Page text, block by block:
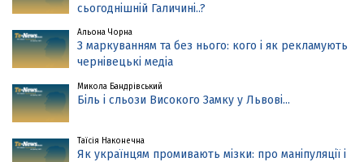
сьогоднішній Галичині..?
Альона Чорна
З маркуванням та без нього: кого і як рекламують
чернівецькі медіа
Микола Бандрівський
Біль і сльози Високого Замку у Львові...
Таїсія Наконечна
Як українцям промивають мізки: про маніпуляції і